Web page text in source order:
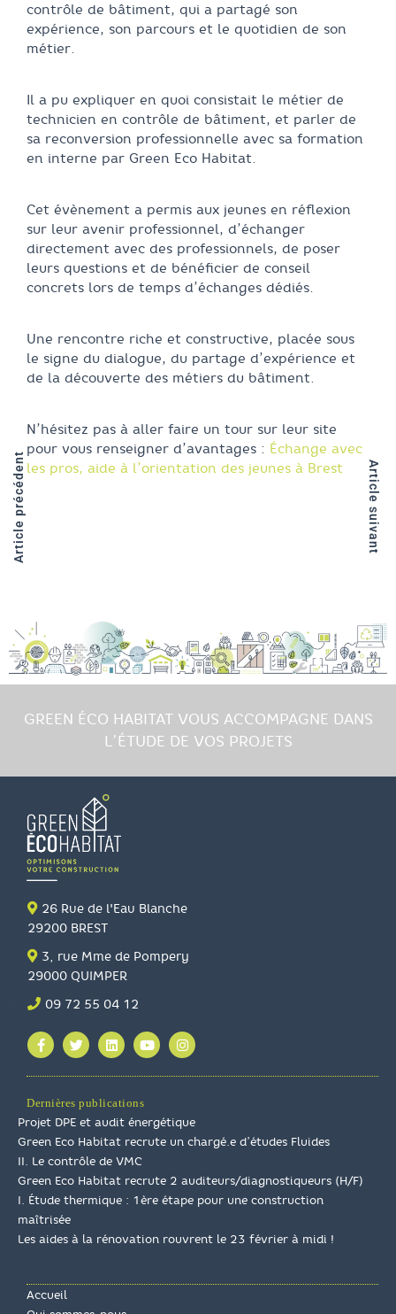
contrôle de bâtiment, qui a partagé son
expérience, son parcours et le quotidien de son
métier.
Il a pu expliquer en quoi consistait le métier de
technicien en contrôle de bâtiment, et parler de
sa reconversion professionnelle avec sa formation
en interne par Green Eco Habitat.
Cet évènement a permis aux jeunes en réflexion
sur leur avenir professionnel, d’échanger
directement avec des professionnels, de poser
leurs questions et de bénéficier de conseil
concrets lors de temps d’échanges dédiés.
Une rencontre riche et constructive, placée sous
le signe du dialogue, du partage d’expérience et
de la découverte des métiers du bâtiment.
N’hésitez pas à aller faire un tour sur leur site
pour vous renseigner d’avantages : Échange avec
les pros, aide à l’orientation des jeunes à Brest
Article précédent Article suivant
GREEN ÉCO HABITAT VOUS ACCOMPAGNE DANS
L’ÉTUDE DE VOS PROJETS
26 Rue de l'Eau Blanche
29200 BREST
3, rue Mme de Pompery
29000 QUIMPER
09 72 55 04 12
Dernières publications
Projet DPE et audit énergétique
Green Eco Habitat recrute un chargé.e d’études Fluides
II. Le contrôle de VMC
Green Eco Habitat recrute 2 auditeurs/diagnostiqueurs (H/F)
I. Étude thermique : 1ère étape pour une construction
maîtrisée
Les aides à la rénovation rouvrent le 23 février à midi !
Accueil